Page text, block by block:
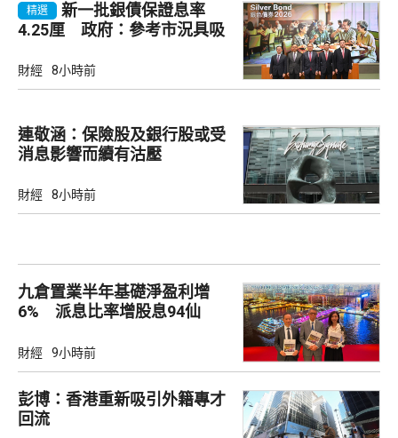
精選
新一批銀債保證息率
4.25厘 政府：參考市況具吸
財經 8小時前
連敬涵：保險股及銀行股或受
消息影響而續有沽壓
財經 8小時前
九倉置業半年基礎淨盈利增
6% 派息比率增股息94仙
財經 9小時前
彭博：香港重新吸引外籍專才
回流